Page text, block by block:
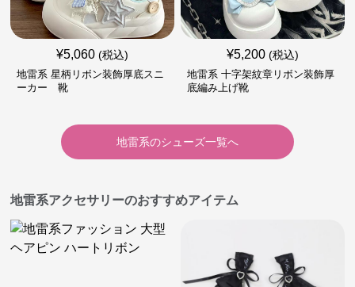
¥5,060 (税込)
地雷系 星柄リボン装飾厚底スニ
ーカー 靴
¥5,200 (税込)
地雷系 十字架紋章リボン装飾厚
底編み上げ靴
地雷系のシューズ一覧へ
地雷系アクセサリーのおすすめアイテム